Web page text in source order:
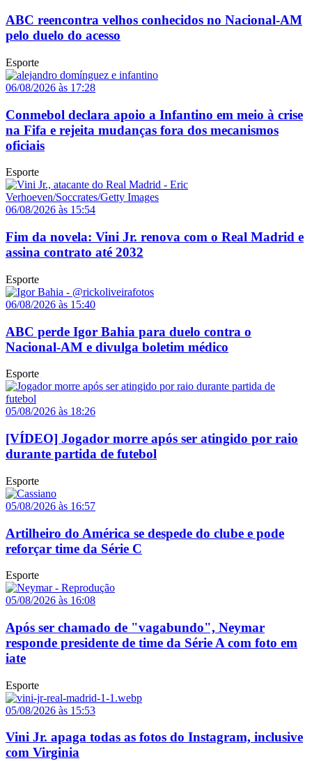
ABC reencontra velhos conhecidos no Nacional-AM
pelo duelo do acesso
Esporte
06/08/2026 às 17:28
Conmebol declara apoio a Infantino em meio à crise
na Fifa e rejeita mudanças fora dos mecanismos
oficiais
Esporte
06/08/2026 às 15:54
Fim da novela: Vini Jr. renova com o Real Madrid e
assina contrato até 2032
Esporte
06/08/2026 às 15:40
ABC perde Igor Bahia para duelo contra o
Nacional-AM e divulga boletim médico
Esporte
05/08/2026 às 18:26
[VÍDEO] Jogador morre após ser atingido por raio
durante partida de futebol
Esporte
05/08/2026 às 16:57
Artilheiro do América se despede do clube e pode
reforçar time da Série C
Esporte
05/08/2026 às 16:08
Após ser chamado de "vagabundo", Neymar
responde presidente de time da Série A com foto em
iate
Esporte
05/08/2026 às 15:53
Vini Jr. apaga todas as fotos do Instagram, inclusive
com Virginia